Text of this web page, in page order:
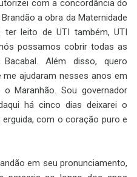
com a concordância do
a obra da Maternidade
leito de UTI também, UTI
possamos cobrir todas as
Além disso, quero
ajudaram nesses anos em
Maranhão. Sou governador
há cinco dias deixarei o
com o coração puro e
em seu pronunciamento,